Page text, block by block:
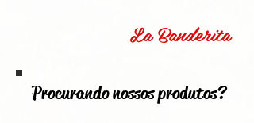
La Banderita
Procurando nossos produtos?